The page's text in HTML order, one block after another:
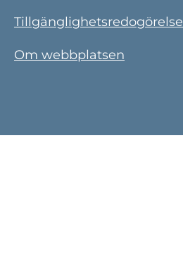
Tillgänglighetsredogörelse
Om webbplatsen